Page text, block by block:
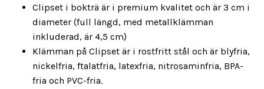
Clipset i bokträ är i premium kvalitet och är 3 cm i
diameter (full längd, med metallklämman
inkluderad, är 4,5 cm)
Klämman på Clipset är i rostfritt stål och är blyfria,
nickelfria, ftalatfria, latexfria, nitrosaminfria, BPA-
fria och PVC-fria.